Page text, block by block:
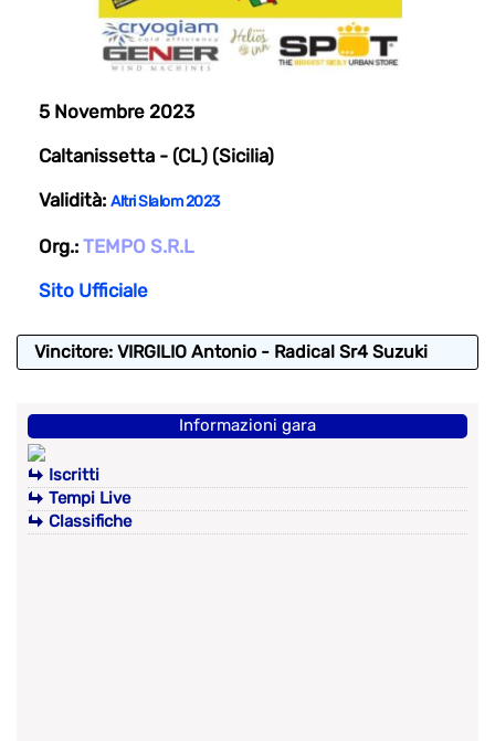
5 Novembre 2023
Caltanissetta - (CL) (Sicilia)
Validità: Altri Slalom 2023
Org.: TEMPO S.R.L
Sito Ufficiale
Vincitore: VIRGILIO Antonio - Radical Sr4 Suzuki
Informazioni gara
Iscritti
Tempi Live
Classifiche